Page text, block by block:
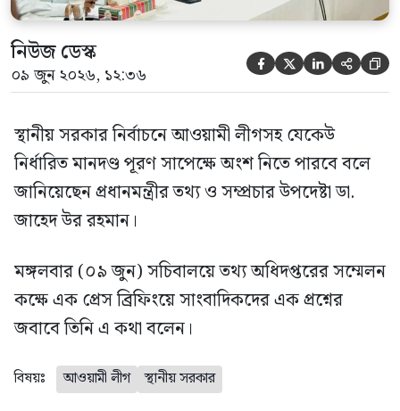
নিউজ ডেস্ক
০৯ জুন ২০২৬, ১২:৩৬     
স্থানীয় সরকার নির্বাচনে আওয়ামী লীগসহ যেকেউ
নির্ধারিত মানদণ্ড পূরণ সাপেক্ষে অংশ নিতে পারবে বলে
জানিয়েছেন প্রধানমন্ত্রীর তথ্য ও সম্প্রচার উপদেষ্টা ডা.
জাহেদ উর রহমান।
মঙ্গলবার (০৯ জুন) সচিবালয়ে তথ্য অধিদপ্তরের সম্মেলন
কক্ষে এক প্রেস ব্রিফিংয়ে সাংবাদিকদের এক প্রশ্নের
জবাবে তিনি এ কথা বলেন।
বিষয়ঃ আওয়ামী লীগ স্থানীয় সরকার